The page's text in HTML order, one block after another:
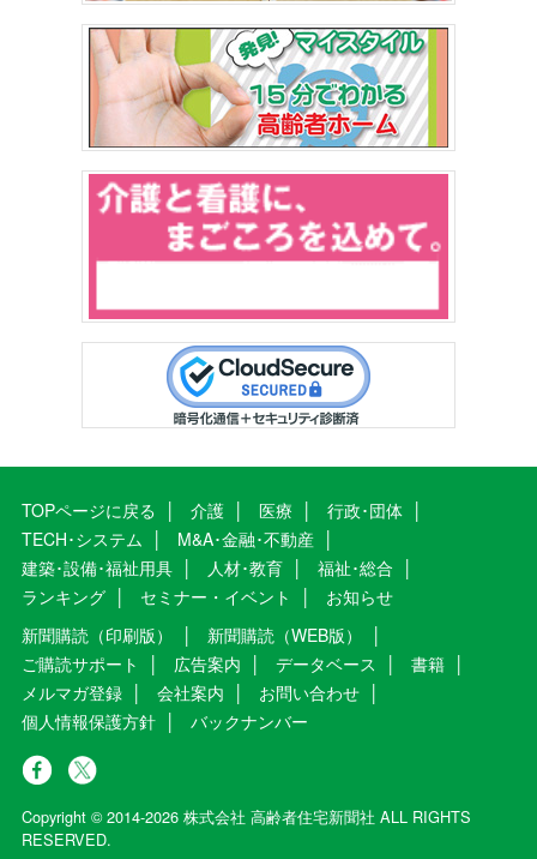
TOPページに戻る 介護 医療
行政･団体
TECH･システム
M&A･金融･不動産
建築･設備･福祉用具
人材･教育
福祉･総合
ランキング
セミナー・イベント
お知らせ
新聞購読（印刷版）
新聞購読（WEB版）
ご購読サポート
広告案内 データベース
書籍
メルマガ登録
会社案内
お問い合わせ
個人情報保護方針
バックナンバー
Copyright © 2014-2026 株式会社 高齢者住宅新聞社 ALL RIGHTS
RESERVED.